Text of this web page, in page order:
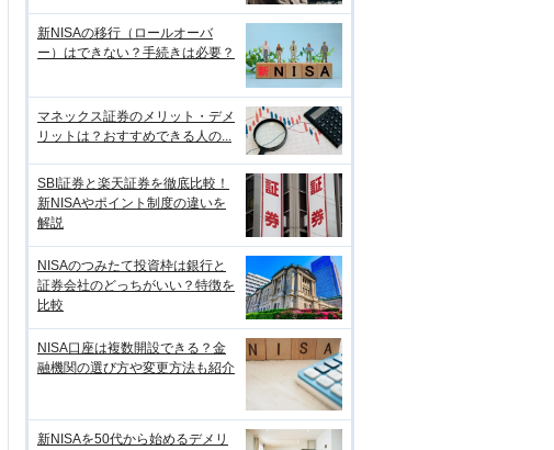
新NISAの移行（ロールオーバ
ー）はできない？手続きは必要？
マネックス証券のメリット・デメ
リットは？おすすめできる人の...
SBI証券と楽天証券を徹底比較！
新NISAやポイント制度の違いを
解説
NISAのつみたて投資枠は銀行と
証券会社のどっちがいい？特徴を
比較
NISA口座は複数開設できる？金
融機関の選び方や変更方法も紹介
新NISAを50代から始めるデメリ